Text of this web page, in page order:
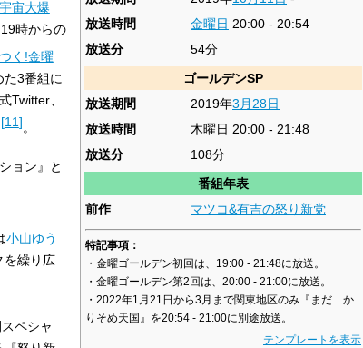
放送時間
金曜日 20:00 - 20:54
放送分
54分
ゴールデンSP
放送期間
2019年3月28日
放送時間
木曜日 20:00 - 21:48
放送分
108分
番組年表
前作
マツコ&有吉の怒り新党
特記事項：
・金曜ゴールデン初回は、19:00 - 21:48に放送。
・金曜ゴールデン第2回は、20:00 - 21:00に放送。
・2022年1月21日から3月まで関東地区のみ『まだ か
りそめ天国』を20:54 - 21:00に別途放送。
テンプレートを表示
宇宙大爆
時からの
く!金曜
た3番組に
Twitter、
[11]。
ョン』と
小山ゆう
を繰り広
ペシャ